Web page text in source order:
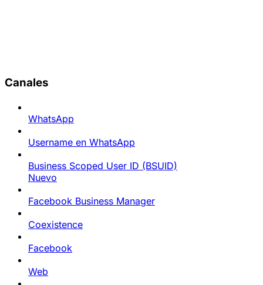
Canales
WhatsApp
Username en WhatsApp
Business Scoped User ID (BSUID)
Nuevo
Facebook Business Manager
Coexistence
Facebook
Web